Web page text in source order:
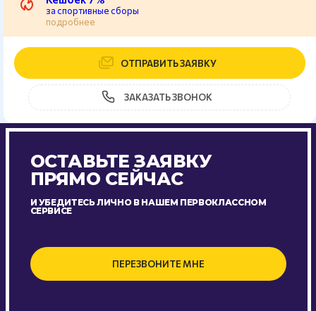
за спортивные сборы
подробнее
ОТПРАВИТЬ ЗАЯВКУ
ЗАКАЗАТЬ ЗВОНОК
ОСТАВЬТЕ ЗАЯВКУ
ПРЯМО СЕЙЧАС
И УБЕДИТЕСЬ ЛИЧНО В НАШЕМ ПЕРВОКЛАССНОМ
СЕРВИСЕ
ПЕРЕЗВОНИТЕ МНЕ